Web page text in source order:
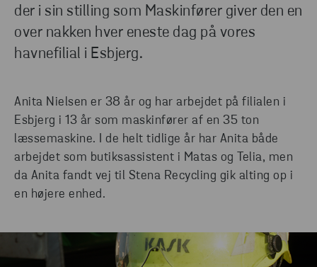
der i sin stilling som Maskinfører giver den en
over nakken hver eneste dag på vores
havnefilial i Esbjerg.
Anita Nielsen er 38 år og har arbejdet på filialen i
Esbjerg i 13 år som maskinfører af en 35 ton
læssemaskine. I de helt tidlige år har Anita både
arbejdet som butiksassistent i Matas og Telia, men
da Anita fandt vej til Stena Recycling gik alting op i
en højere enhed.